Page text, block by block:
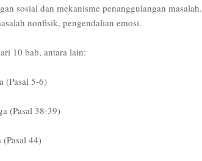
sosial dan mekanisme penanggulangan masalah.
nonfisik, pengendalian emosi.
10 bab, antara lain:
(Pasal 5-6)
(Pasal 38-39)
44)